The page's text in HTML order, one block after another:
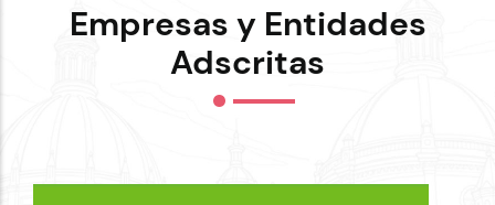
Empresas y Entidades
Adscritas